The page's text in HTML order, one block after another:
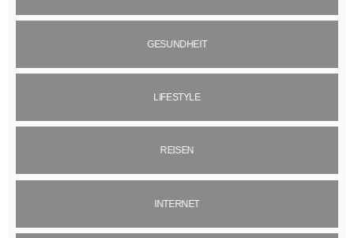
GESUNDHEIT
LIFESTYLE
REISEN
INTERNET